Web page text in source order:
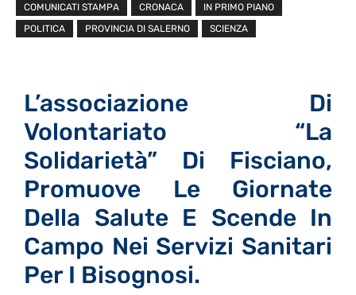
COMUNICATI STAMPA CRONACA
IN PRIMO PIANO
POLITICA
PROVINCIA DI SALERNO SCIENZA
L’associazione Di
Volontariato “La
Solidarietà” Di Fisciano,
Promuove Le Giornate
Della Salute E Scende In
Campo Nei Servizi Sanitari
Per I Bisognosi.